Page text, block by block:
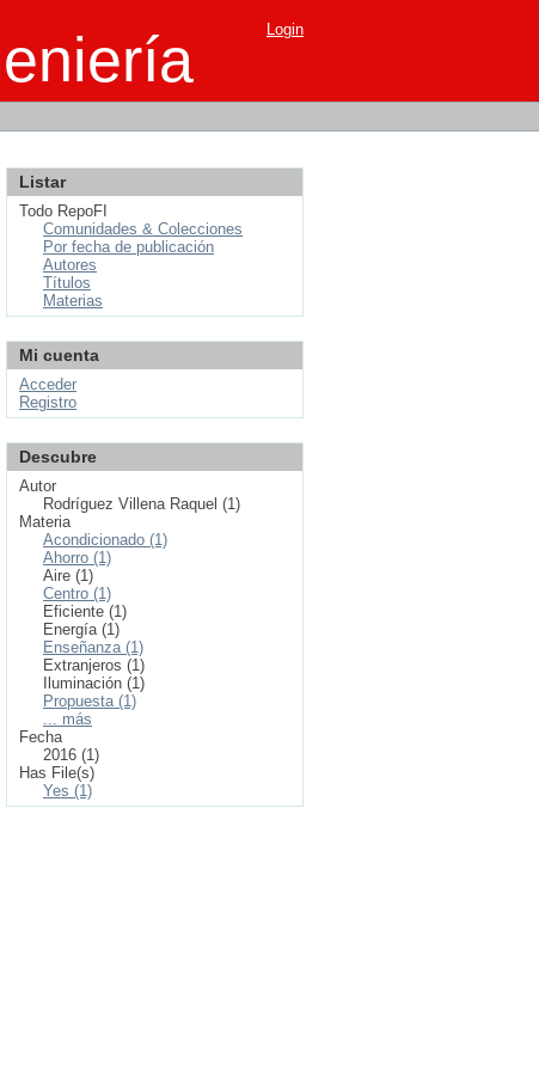
Login
Listar
Todo RepoFI
Comunidades & Colecciones
Por fecha de publicación
Autores
Títulos
Materias
Mi cuenta
Acceder
Registro
Descubre
Autor
Rodríguez Villena Raquel (1)
Materia
Acondicionado (1)
Ahorro (1)
Aire (1)
Centro (1)
Eficiente (1)
Energía (1)
Enseñanza (1)
Extranjeros (1)
Iluminación (1)
Propuesta (1)
... más
Fecha
2016 (1)
Has File(s)
Yes (1)